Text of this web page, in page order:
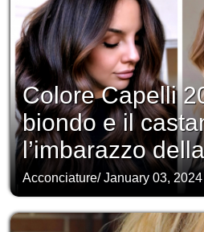
Colore Capelli
biondo e il
l’imbarazzo
Acconciature/January 03, 2024